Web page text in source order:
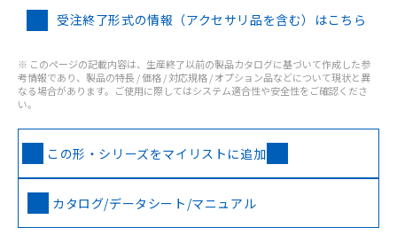
受注終了形式の情報（アクセサリ品を含む）はこちら
※ このページの記載内容は、生産終了以前の製品カタログに基づいて作成した参
考情報であり、製品の特長 / 価格 / 対応規格 / オプション品などについて現状と異
なる場合があります。ご使用に際してはシステム適合性や安全性をご確認くださ
い。
この形・シリーズをマイリストに追加
カタログ/データシート/マニュアル